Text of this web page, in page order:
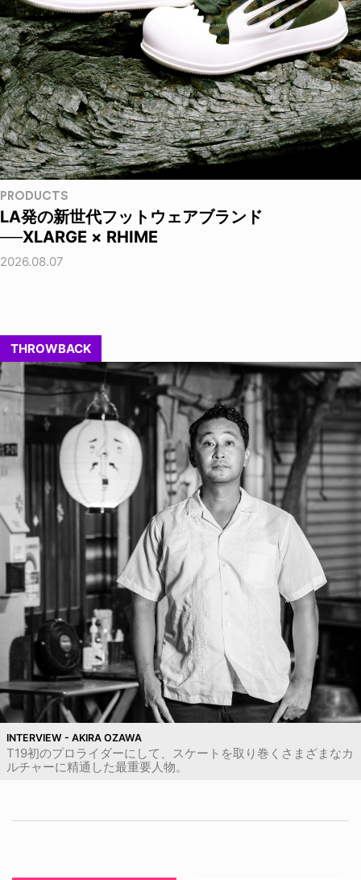
PRODUCTS
LA発の新世代フットウェアブランド
──XLARGE × RHIME
2026.08.07
THROWBACK
INTERVIEW - AKIRA OZAWA
T19初のプロライダーにして、スケートを取り巻くさまざまなカ
ルチャーに精通した最重要人物。